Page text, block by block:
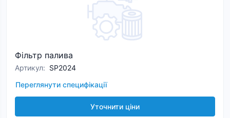
Фільтр палива
Артикул: SP2024
Переглянути специфікації
Уточнити ціни